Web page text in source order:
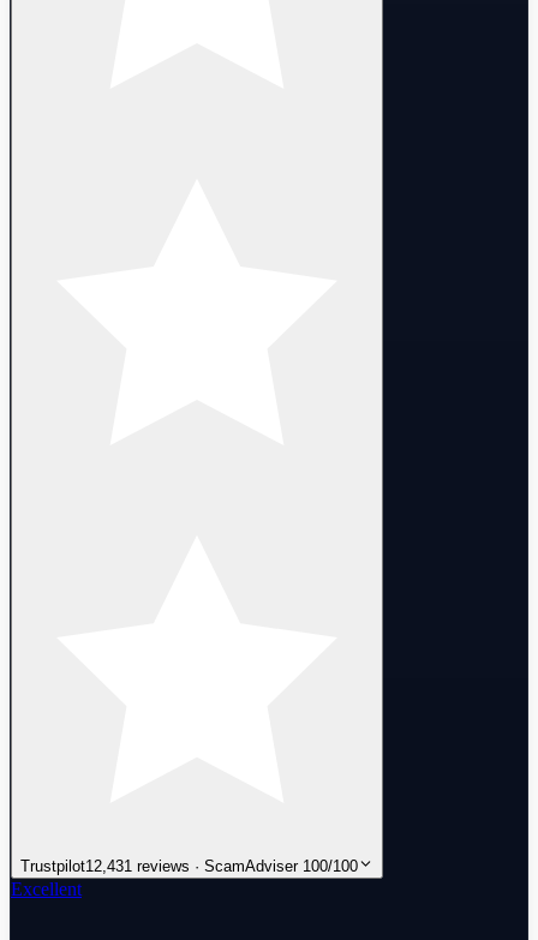
Trustpilot12,431 reviews · ScamAdviser 100/100
Excellent